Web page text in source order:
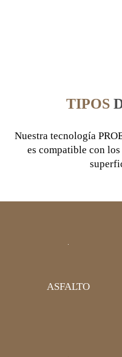
TIPOS
Nuestra tecnología
es compatible con
ASFALTO